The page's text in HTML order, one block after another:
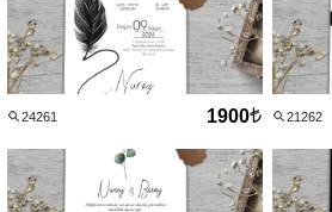
24261 1900 21262